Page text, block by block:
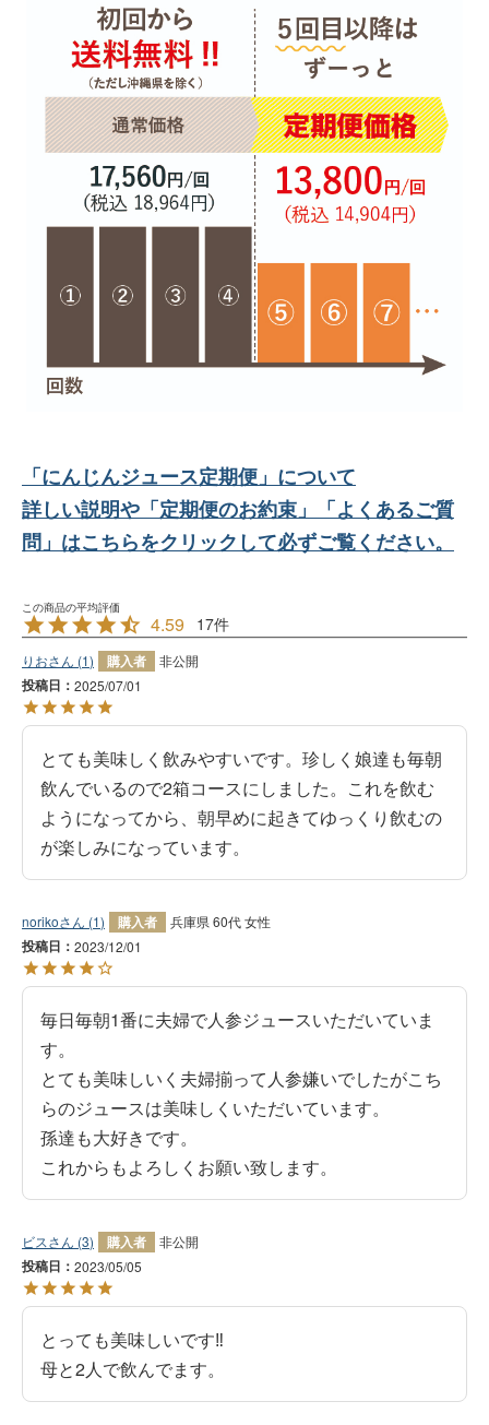
「にんじんジュース定期便」について
詳しい説明や「定期便のお約束」「よくあるご質
問」はこちらをクリックして必ずご覧ください。
4.59 17
りお 1 購入者 非公開
投稿日 2025/07/01
とても美味しく飲みやすいです。珍しく娘達も毎朝
飲んでいるので2箱コースにしました。これを飲む
ようになってから、朝早めに起きてゆっくり飲むの
が楽しみになっています。
noriko 1 購入者 兵庫県 60代女性
投稿日 2023/12/01
毎日毎朝1番に夫婦で人参ジュースいただいていま
す。
とても美味しいく夫婦揃って人参嫌いでしたがこち
らのジュースは美味しくいただいています。
孫達も大好きです。
これからもよろしくお願い致します。
ビス 3 購入者 非公開
投稿日 2023/05/05
とっても美味しいです‼️
母と2人で飲んでます。